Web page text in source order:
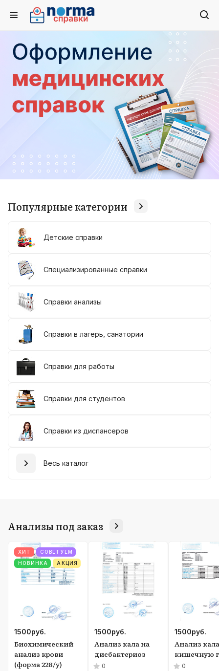
Популярные категории
Детские справки
Специализированные справки
Справки анализы
Справки в лагерь, санатории
Справки для работы
Справки для студентов
Справки из диспансеров
Весь каталог
Анализы под заказ
ХИТ
СОВЕТУЕМ
НОВИНКА
АКЦИЯ
1500руб.
Биохимический
анализ крови
(форма 228/у)
1500руб.
Анализ кала на
дисбактериоз
0
1500руб.
Анализ
кишечную
0